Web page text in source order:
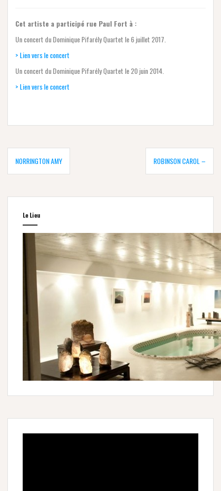
Cet artiste a participé rue Paul Fort à :
Un concert du Dominique Pifarély Quartet le 6 juillet 2017.
> Lien vers le concert
Un concert du Dominique Pifarély Quartet le 20 juin 2014.
> Lien vers le concert
Navigation
NORRINGTON AMY ROBINSON CAROL –
Le Lieu